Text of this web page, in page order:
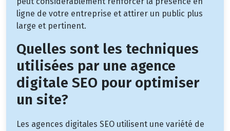
ligne de votre entreprise et attirer un public plus
large et pertinent.
Quelles sont les techniques
utilisées par une agence
digitale SEO pour optimiser
un site?
Les agences digitales SEO utilisent une variété de